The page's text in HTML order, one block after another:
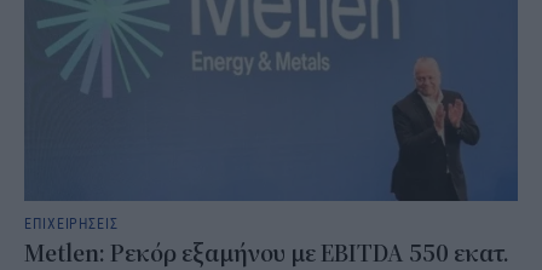
ΕΠΙΧΕΙΡΗΣΕΙΣ
Metlen: Ρεκόρ εξαμήνου με EBITDA 550 εκατ.